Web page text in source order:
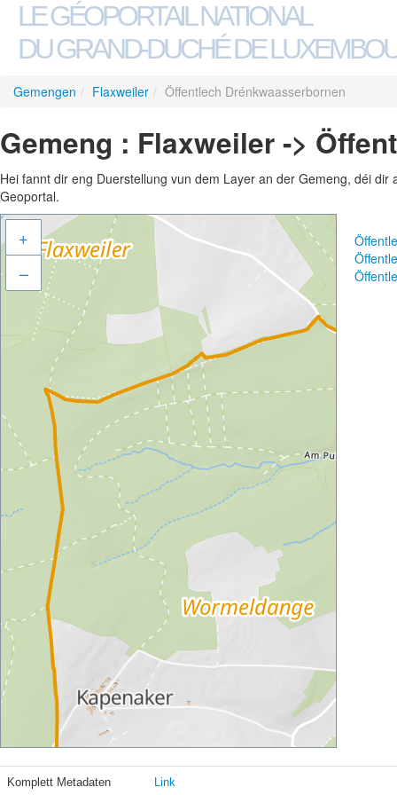
LE GÉOPORTAIL NATIONAL
DU GRAND-DUCHÉ DE
Gemengen / Flaxweiler / Öffentlech Drénkwaasserbornen
Gemeng : Flaxweiler ->
Hei fannt dir eng Duerstellung vun dem Layer an der Gemeng, déi
Geoportal.
+
–
Komplett Metadaten Link